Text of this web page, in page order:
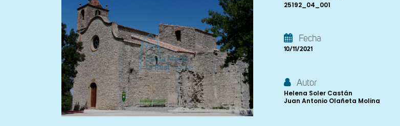
25192_04_001
Fecha
10/11/2021
Autor
Helena Soler Castán
Juan Antonio Olañeta Molina